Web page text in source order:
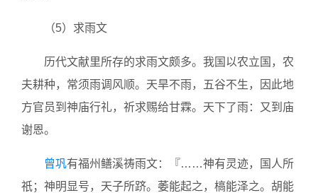
（5）求雨文
历代文献里所存的求雨文颇多。我国以农立国，农
夫耕种，常须雨调风顺。天旱不雨，五谷不生，因此地
方官员到神庙行礼，祈求赐给甘霖。天下了雨：又到庙
谢恩。
曾巩有福州鳝溪祷雨文：『……神有灵迹，国人所
祇；神明显号，天子所跻。萎能起之，槁能泽之。胡能